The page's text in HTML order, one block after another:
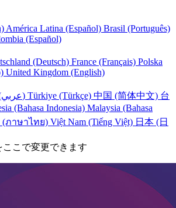
América Latina (Español) Brasil (Português)
(Español)
(Deutsch) France (Français) Polska
United Kingdom (English)
UAE (عربي) Türkiye (Türkçe) 中国 (简体中文) 台
(Bahasa Indonesia) Malaysia (Bahasa
(ภาษาไทย) Việt Nam (Tiếng Việt) 日本 (日
こで変更できます